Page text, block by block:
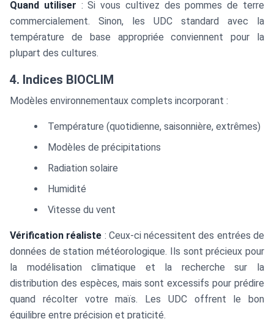
[5P(T_i) -
40P(T_i) + 16]
Quand utiliser : Si vous cultivez des pommes de terre
commercialement. Sinon, les UDC standard avec la
température de base appropriée conviennent pour la
plupart des cultures.
4. Indices BIOCLIM
Modèles environnementaux complets incorporant :
Température (quotidienne, saisonnière, extrêmes)
Modèles de précipitations
Radiation solaire
Humidité
Vitesse du vent
Vérification réaliste : Ceux-ci nécessitent des entrées de
données de station météorologique. Ils sont précieux pour
la modélisation climatique et la recherche sur la
distribution des espèces, mais sont excessifs pour prédire
quand récolter votre maïs. Les UDC offrent le bon
équilibre entre précision et praticité.